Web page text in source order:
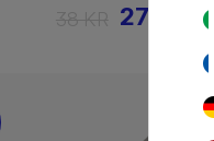
27 KR